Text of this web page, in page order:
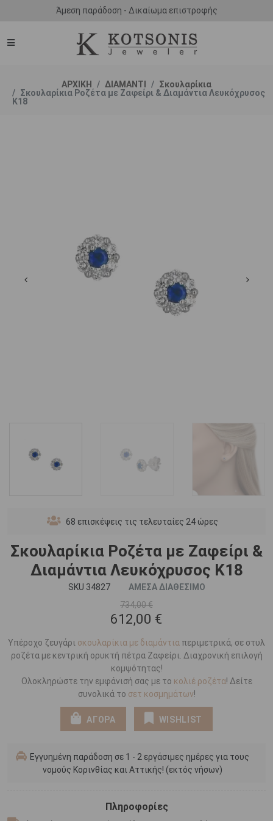
Άμεση παράδοση - Δικαίωμα επιστροφής
ΑΡΧΙΚΗ ΔΙΑΜΑΝΤΙ
Σκουλαρίκια
Σκουλαρίκια Ροζέτα με Ζαφείρι & Διαμάντια Λευκόχρυσος
Κ18
68 επισκέψεις τις τελευταίες 24 ώρες
Σκουλαρίκια Ροζέτα με Ζαφείρι &
Διαμάντια Λευκόχρυσος Κ18
SKU 34827
ΑΜΕΣΑ ΔΙΑΘΕΣΙΜΟ
734,00 €
612,00 €
Υπέροχο ζευγάρι σκουλαρίκια με διαμάντια περιμετρικά, σε στυλ
ροζέτα με κεντρική ορυκτή πέτρα Ζαφείρι. Διαχρονική επιλογή
κομψότητας!
Ολοκληρώστε την εμφάνισή σας με το κολιέ ροζέτα! Δείτε
συνολικά το σετ κοσμημάτων!
ΑΓΟΡΑ WISHLIST
Εγγυημένη παράδοση σε 1 - 2 εργάσιμες ημέρες για τους
νομούς Κορινθίας και Αττικής! (εκτός νήσων)
Πληροφορίες